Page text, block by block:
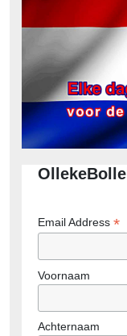
Email Address *
Voornaam
Achternaam